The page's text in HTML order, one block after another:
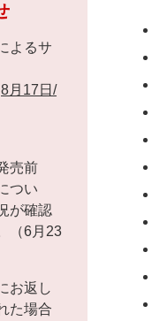
よるサ
8月17日/
売前
つい
が確認
（6月23
お返し
た場合